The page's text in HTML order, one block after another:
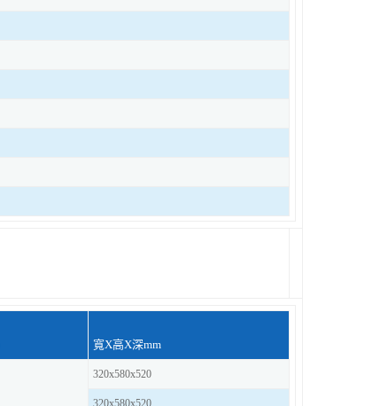
寬X高X深mm
320x580x520
320x580x520